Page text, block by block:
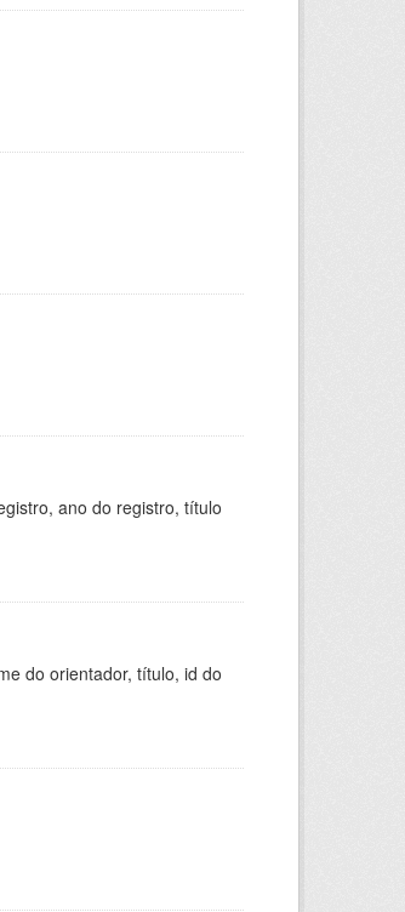
ano do registro, título
do orientador, título, id do